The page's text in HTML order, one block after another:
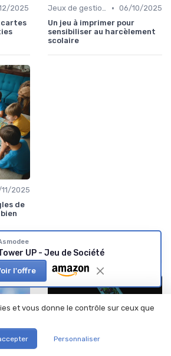
2025
cartes
Jeux de gestion de ressources • 06/10/2025
Un jeu à imprimer pour
sensibiliser au harcèlement
scolaire
2025
de
UP - Jeu de Société
l'offre
et vous donne le contrôle sur ceux que
Personnaliser